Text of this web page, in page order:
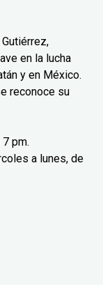
en la lucha
y en México.
reconoce su
pm.
a lunes, de